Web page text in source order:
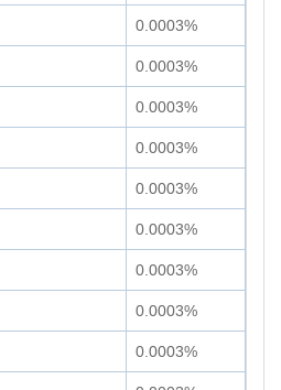
0.0003%
0.0003%
0.0003%
0.0003%
0.0003%
0.0003%
0.0003%
0.0003%
0.0003%